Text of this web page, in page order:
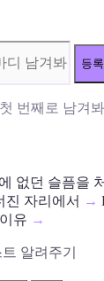
등록
번째로 남겨
없던 슬픔을
진 자리에서 →
유 →
알려주기